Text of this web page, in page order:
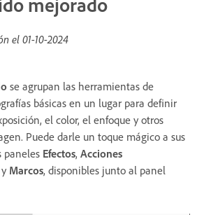
el 01-10-2024
se agrupan las herramientas de
básicas en un lugar para definir
el color, el enfoque y otros
Puede darle un toque mágico a sus
paneles Efectos, Acciones
y Marcos, disponibles junto al panel